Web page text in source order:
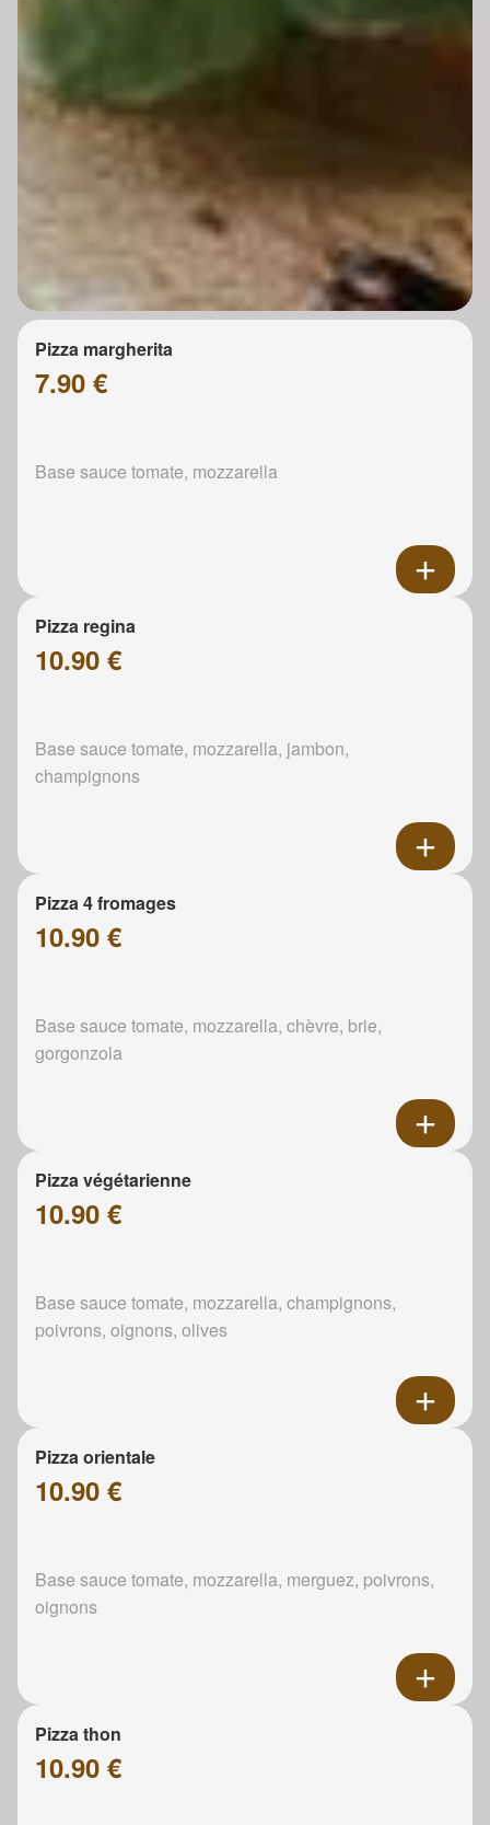
Pizza margherita
7.90 €
Base sauce tomate, mozzarella
Pizza regina
10.90 €
Base sauce tomate, mozzarella, jambon,
champignons
Pizza 4 fromages
10.90 €
Base sauce tomate, mozzarella, chèvre, brie,
gorgonzola
Pizza végétarienne
10.90 €
Base sauce tomate, mozzarella, champignons,
poivrons, oignons, olives
Pizza orientale
10.90 €
Base sauce tomate, mozzarella, merguez, poivrons,
oignons
Pizza thon
10.90 €